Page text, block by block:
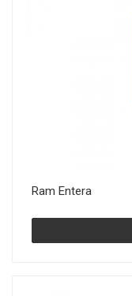
Ram Entera